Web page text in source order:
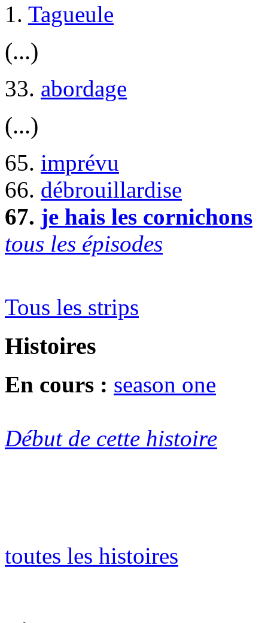
1. Tagueule
(...)
33. abordage
(...)
65. imprévu
66. débrouillardise
67. je hais les cornichons
tous les épisodes
Tous les strips
Histoires
En cours : season one
Début de cette histoire
toutes les histoires